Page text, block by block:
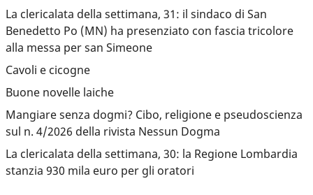
La clericalata della settimana, 31: il sindaco di San
Benedetto Po (MN) ha presenziato con fascia tricolore
alla messa per san Simeone
Cavoli e cicogne
Buone novelle laiche
Mangiare senza dogmi? Cibo, religione e pseudoscienza
sul n. 4/2026 della rivista Nessun Dogma
La clericalata della settimana, 30: la Regione Lombardia
stanzia 930 mila euro per gli oratori